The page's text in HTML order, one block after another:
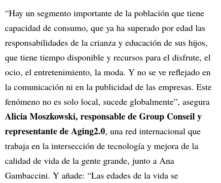
“Hay un segmento importante de la población que tiene
capacidad de consumo, que ya ha superado por edad las
responsabilidades de la crianza y educación de sus hijos,
que tiene tiempo disponible y recursos para el disfrute, el
ocio, el entretenimiento, la moda. Y no se ve reflejado en
la comunicación ni en la publicidad de las empresas. Este
fenómeno no es solo local, sucede globalmente”, asegura
Alicia Moszkowski, responsable de Group Conseil y
representante de Aging2.0, una red internacional que
trabaja en la intersección de tecnología y mejora de la
calidad de vida de la gente grande, junto a Ana
Gambaccini. Y añade: “Las edades de la vida se